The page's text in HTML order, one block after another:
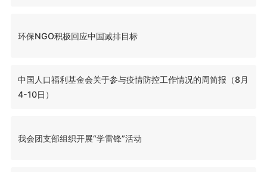
环保NGO积极回应中国减排目标
中国人口福利基金会关于参与疫情防控工作情况的周简报（8月
4-10日）
我会团支部组织开展“学雷锋”活动